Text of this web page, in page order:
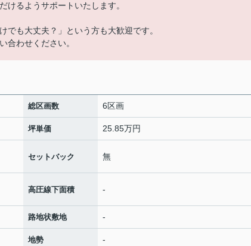
けるようサポートいたします。
でも大丈夫？」という方も大歓迎です。
合わせください。
総区画数 6区画
坪単価 25.85万円
セットバック 無
高圧線下面積 -
路地状敷地 -
地勢 -